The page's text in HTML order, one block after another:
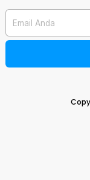
Email Anda